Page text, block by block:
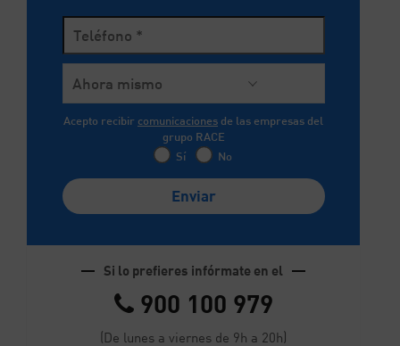
Acepto recibir comunicaciones de las empresas del
grupo RACE
Sí
No
Si lo prefieres infórmate en el
900 100 979
(De lunes a viernes de 9h a 20h)